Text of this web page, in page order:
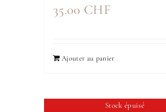
35.00 CHF
Ajouter au panier
Stock épuisé